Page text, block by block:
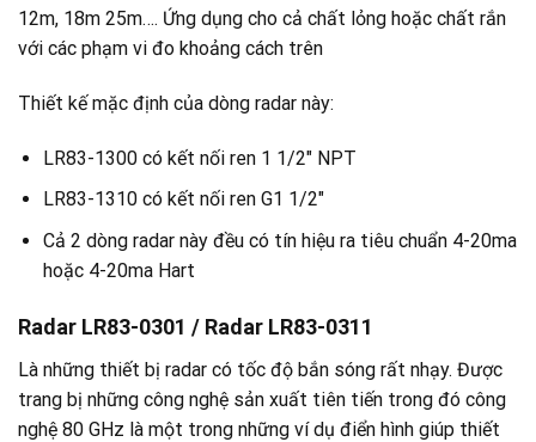
12m, 18m 25m…. Ứng dụng cho cả chất lỏng hoặc chất rắn
với các phạm vi đo khoảng cách trên
Thiết kế mặc định của dòng radar này:
LR83-1300 có kết nối ren 1 1/2″ NPT
LR83-1310 có kết nối ren G1 1/2″
Cả 2 dòng radar này đều có tín hiệu ra tiêu chuẩn 4-20ma
hoặc 4-20ma Hart
Radar LR83-0301 / Radar LR83-0311
Là những thiết bị radar có tốc độ bắn sóng rất nhạy. Được
trang bị những công nghệ sản xuất tiên tiến trong đó công
nghệ 80 GHz là một trong những ví dụ điển hình giúp thiết